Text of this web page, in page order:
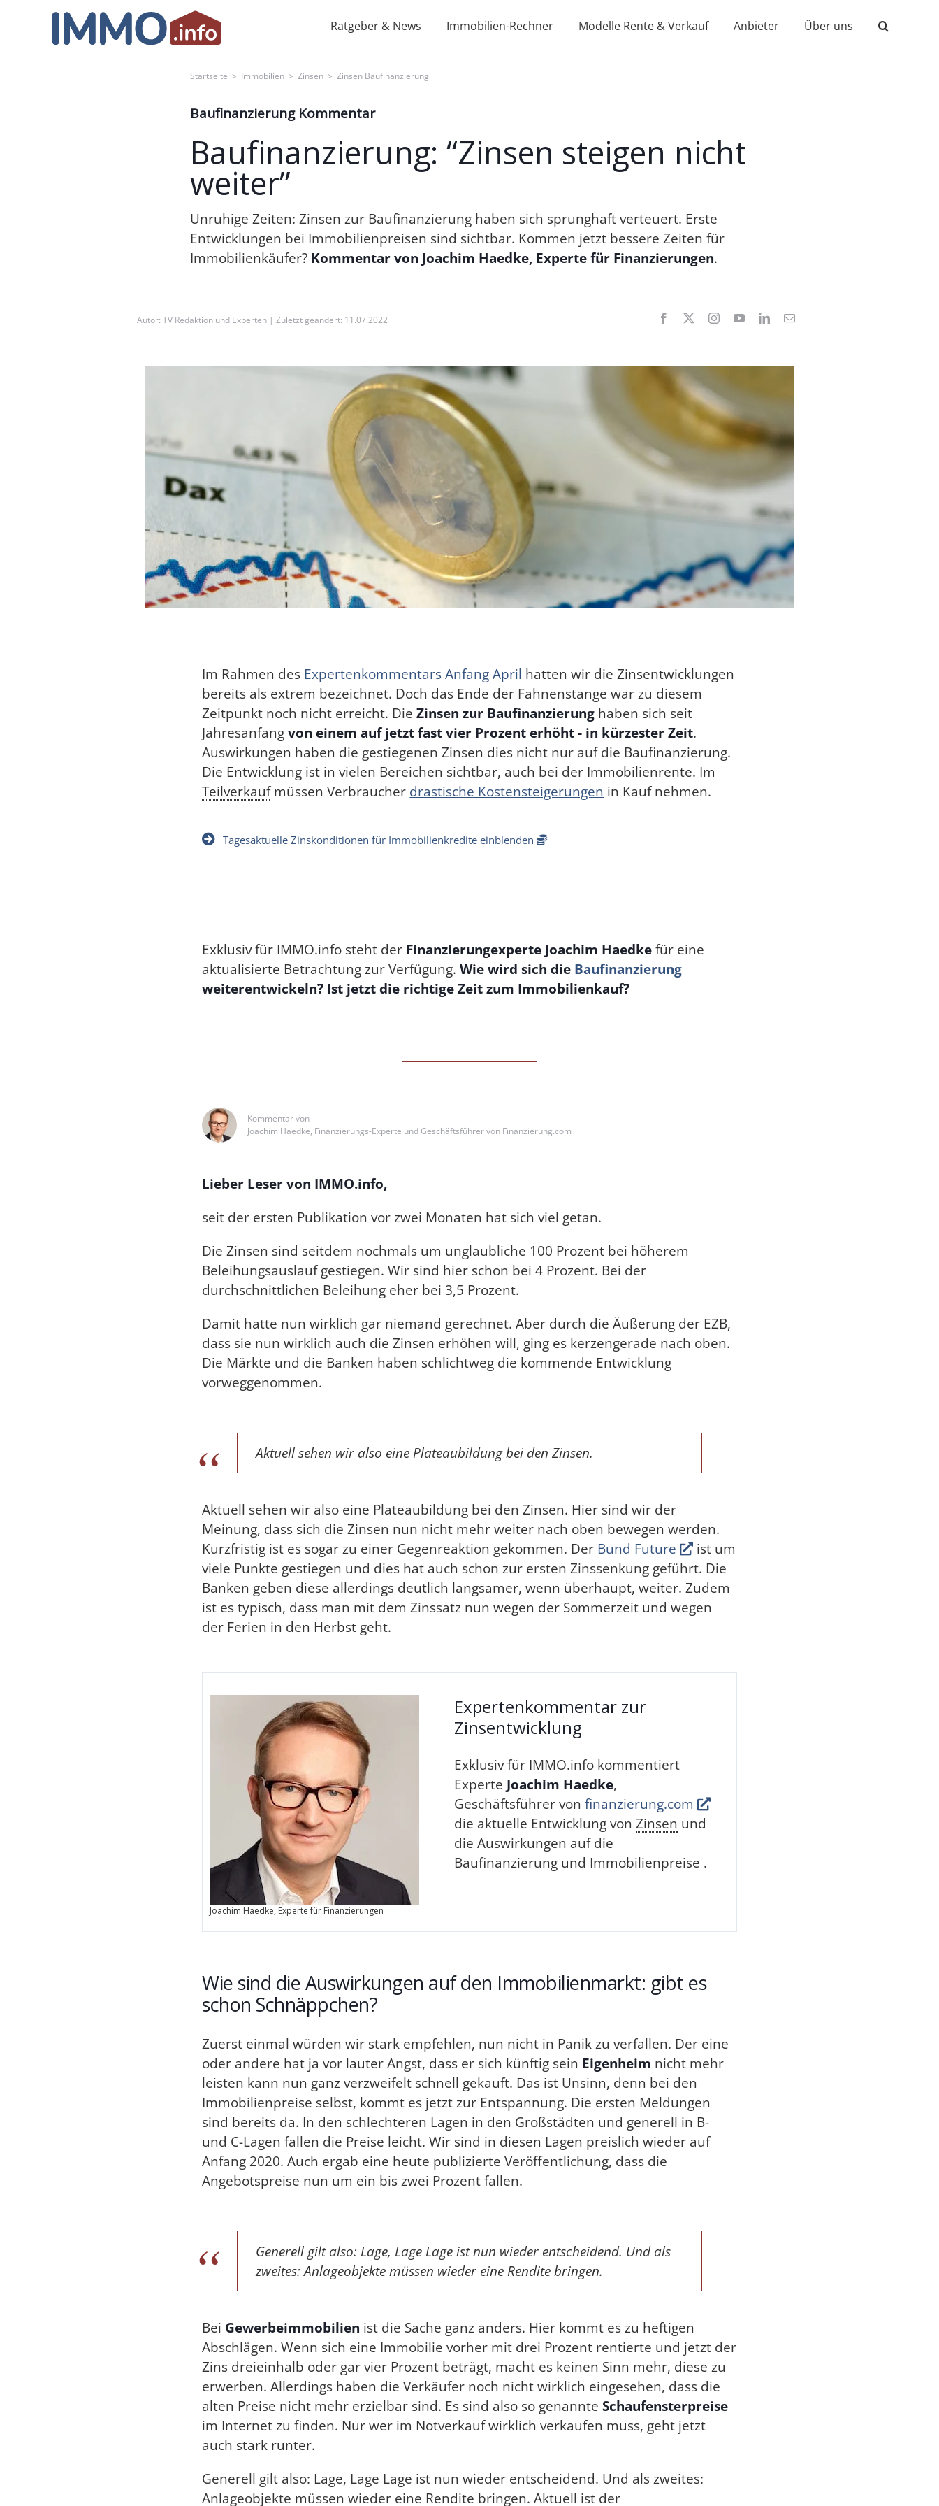
Ratgeber & News Immobilien-Rechner Modelle Rente & Verkauf Anbieter Über uns
Startseite > Immobilien > Zinsen > Zinsen Baufinanzierung
Baufinanzierung Kommentar
Baufinanzierung: “Zinsen steigen nicht
weiter”
Unruhige Zeiten: Zinsen zur Baufinanzierung haben sich sprunghaft verteuert. Erste
Entwicklungen bei Immobilienpreisen sind sichtbar. Kommen jetzt bessere Zeiten für
Immobilienkäufer? Kommentar von Joachim Haedke, Experte für Finanzierungen.
Autor: TV Redaktion und Experten| Zuletzt geändert: 11.07.2022
Im Rahmen des Expertenkommentars Anfang April hatten wir die Zinsentwicklungen
bereits als extrem bezeichnet. Doch das Ende der Fahnenstange war zu diesem
Zeitpunkt noch nicht erreicht. DieZinsen zur Baufinanzierung haben sich seit
Jahresanfangvon einem auf jetzt fast vier Prozent erhöht - in kürzester Zeit.
Auswirkungen haben die gestiegenen Zinsen dies nicht nur auf die Baufinanzierung.
Die Entwicklung ist in vielen Bereichen sichtbar, auch bei der Immobilienrente. Im
Teilverkaufmüssen Verbraucher drastische Kostensteigerungen in Kauf nehmen.
Tagesaktuelle Zinskonditionen für Immobilienkredite einblenden
Exklusiv für IMMO.info steht der Finanzierungexperte Joachim Haedkefür eine
aktualisierte Betrachtung zur Verfügung.Wie wird sich die Baufinanzierung
weiterentwickeln? Ist jetzt die richtige Zeit zum Immobilienkauf?
Kommentar von
Joachim Haedke, Finanzierungs-Experte und Geschäftsführer von Finanzierung.com
Lieber Leser von IMMO.info,
seit der ersten Publikation vor zwei Monaten hat sich viel getan.
Die Zinsen sind seitdem nochmals um unglaubliche 100 Prozent bei höherem
Beleihungsauslauf gestiegen. Wir sind hier schon bei 4 Prozent. Bei der
durchschnittlichen Beleihung eher bei 3,5 Prozent.
Damit hatte nun wirklich gar niemand gerechnet. Aber durch die Äußerung der EZB,
dass sie nun wirklich auch die Zinsen erhöhen will, ging es kerzengerade nach oben.
Die Märkte und die Banken haben schlichtweg die kommende Entwicklung
vorweggenommen.
Aktuell sehen wir also eine Plateaubildung bei den Zinsen.
Aktuell sehen wir also eine Plateaubildung bei den Zinsen. Hier sind wir der
Meinung, dass sich die Zinsen nun nicht mehr weiter nach oben bewegen werden.
Kurzfristig ist es sogar zu einer Gegenreaktion gekommen. Der Bund Future
ist um
viele Punkte gestiegen und dies hat auch schon zur ersten Zinssenkung geführt. Die
Banken geben diese allerdings deutlich langsamer, wenn überhaupt, weiter. Zudem
ist es typisch, dass man mit dem Zinssatz nun wegen der Sommerzeit und wegen
der Ferien in den Herbst geht.
Joachim Haedke, Experte für Finanzierungen
Expertenkommentar zur
Zinsentwicklung
Exklusiv für IMMO.info kommentiert
Experte Joachim Haedke,
Geschäftsführer vonfinanzierung.com
die aktuelle Entwicklung vonZinsen und
die Auswirkungen auf die
Baufinanzierung und Immobilienpreise .
Wie sind die Auswirkungen auf den Immobilienmarkt: gibt es
schon Schnäppchen?
Zuerst einmal würden wir stark empfehlen, nun nicht in Panik zu verfallen. Der eine
oder andere hat ja vor lauter Angst, dass er sich künftig sein Eigenheim nicht mehr
leisten kann nun ganz verzweifelt schnell gekauft. Das ist Unsinn, denn bei den
Immobilienpreise selbst, kommt es jetzt zur Entspannung. Die ersten Meldungen
sind bereits da. In den schlechteren Lagen in den Großstädten und generell in B-
und C-Lagen fallen die Preise leicht. Wir sind in diesen Lagen preislich wieder auf
Anfang 2020. Auch ergab eine heute publizierte Veröffentlichung, dass die
Angebotspreise nun um ein bis zwei Prozent fallen.
Generell gilt also: Lage, Lage Lage ist nun wieder entscheidend. Und als
zweites: Anlageobjekte müssen wieder eine Rendite bringen.
Bei Gewerbeimmobilien ist die Sache ganz anders. Hier kommt es zu heftigen
Abschlägen. Wenn sich eine Immobilie vorher mit drei Prozent rentierte und jetzt der
Zins dreieinhalb oder gar vier Prozent beträgt, macht es keinen Sinn mehr, diese zu
erwerben. Allerdings haben die Verkäufer noch nicht wirklich eingesehen, dass die
alten Preise nicht mehr erzielbar sind. Es sind also so genannteSchaufensterpreise
im Internet zu finden. Nur wer im Notverkauf wirklich verkaufen muss, geht jetzt
auch stark runter.
Generell gilt also: Lage, Lage Lage ist nun wieder entscheidend. Und als zweites:
Anlageobjekte müssen wieder eine Rendite bringen. Aktuell ist der